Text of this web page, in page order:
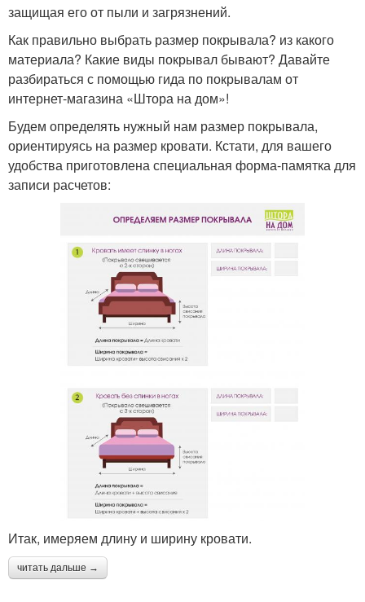
защищая его от пыли и загрязнений.
Как правильно выбрать размер покрывала? из какого
материала? Какие виды покрывал бывают? Давайте
разбираться с помощью гида по покрывалам от
интернет-магазина «Штора на дом»!
Будем определять нужный нам размер покрывала,
ориентируясь на размер кровати. Кстати, для вашего
удобства приготовлена специальная форма-памятка для
записи расчетов:
Итак, имеряем длину и ширину кровати.
читать дальше →